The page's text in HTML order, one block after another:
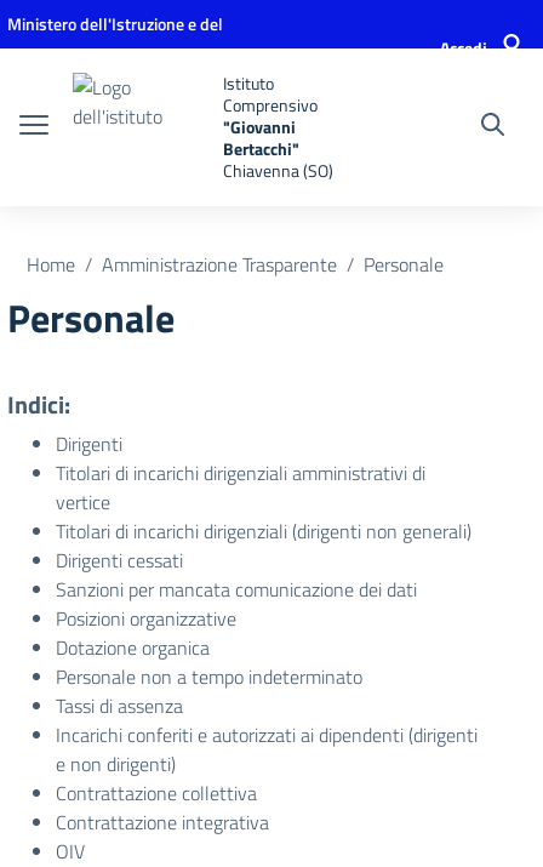
Vai ai contenuti
Vai al menu di navigazione
Vai al footer
Ministero dell'Istruzione e del
Accedi
Istituto
Comprensivo
"Giovanni
Bertacchi"
Chiavenna (SO)
Home Amministrazione Trasparente Personale
Personale
Indici:
Dirigenti
Titolari di incarichi dirigenziali amministrativi di
vertice
Titolari di incarichi dirigenziali (dirigenti non generali)
Dirigenti cessati
Sanzioni per mancata comunicazione dei dati
Posizioni organizzative
Dotazione organica
Personale non a tempo indeterminato
Tassi di assenza
Incarichi conferiti e autorizzati ai dipendenti (dirigenti
e non dirigenti)
Contrattazione collettiva
Contrattazione integrativa
OIV